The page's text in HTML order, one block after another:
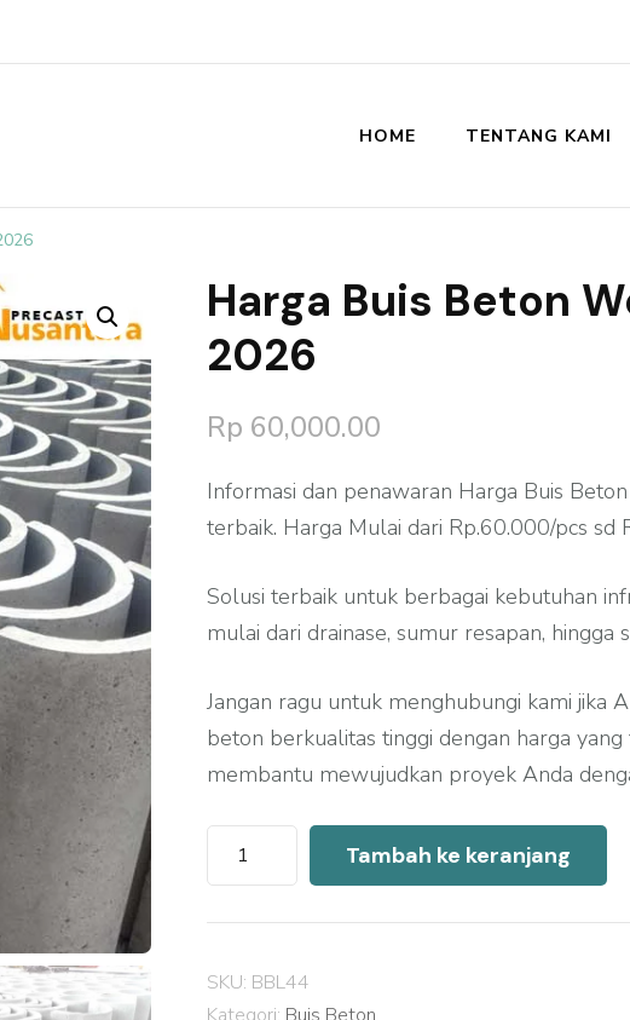
HOME TENTANG KAMI
Harga Buis Beton
2026
Rp 60,000.00
Informasi dan penawaran Harga Buis
terbaik. Harga Mulai dari Rp.60.000/pcs sd
Solusi terbaik untuk berbagai kebutuhan
mulai dari drainase, sumur resapan, hingga
Jangan ragu untuk menghubungi kami jika
beton berkualitas tinggi dengan harga yang
membantu mewujudkan proyek Anda
Kuantitas
Harga
Buis
Wonosobo
Tambah ke keranjang
SKU: BBL44